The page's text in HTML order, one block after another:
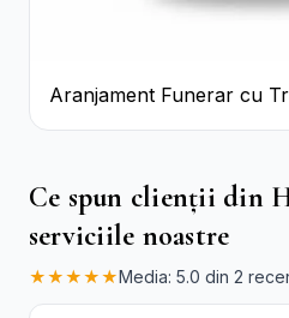
Aranjament Funerar cu
Albi Crizanteme Galbene
Ce spun clienții din
serviciile noastre
★★★★★Media: 5.0 din 2